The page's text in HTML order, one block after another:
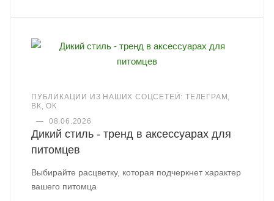
ПУБЛИКАЦИИ ИЗ НАШИХ СОЦСЕТЕЙ: ТЕЛЕГРАМ,
ВК, ОК
—
08.06.2026
Дикий стиль - тренд в аксессуарах для
питомцев
Выбирайте расцветку, которая подчеркнет характер
вашего питомца